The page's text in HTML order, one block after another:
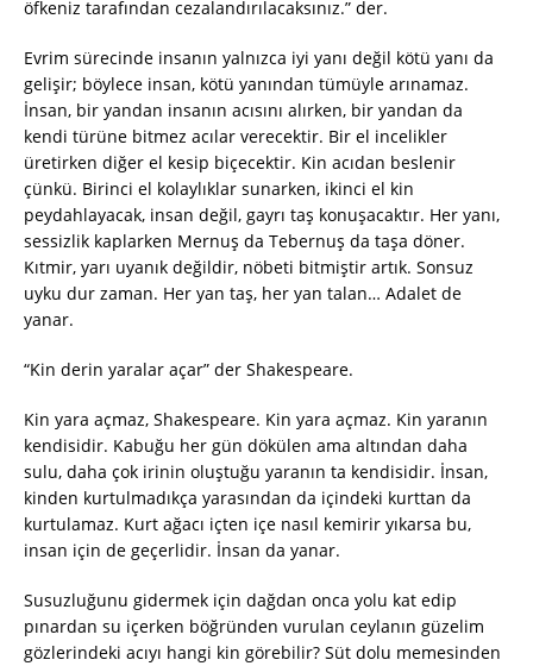
öfkeniz tarafından cezalandırılacaksınız.” der.
Evrim sürecinde insanın yalnızca iyi yanı değil kötü yanı da
gelişir; böylece insan, kötü yanından tümüyle arınamaz.
İnsan, bir yandan insanın acısını alırken, bir yandan da
kendi türüne bitmez acılar verecektir. Bir el incelikler
üretirken diğer el kesip biçecektir. Kin acıdan beslenir
çünkü. Birinci el kolaylıklar sunarken, ikinci el kin
peydahlayacak, insan değil, gayrı taş konuşacaktır. Her yanı,
sessizlik kaplarken Mernuş da Tebernuş da taşa döner.
Kıtmir, yarı uyanık değildir, nöbeti bitmiştir artık. Sonsuz
uyku dur zaman. Her yan taş, her yan talan… Adalet de
yanar.
“Kin derin yaralar açar” der Shakespeare.
Kin yara açmaz, Shakespeare. Kin yara açmaz. Kin yaranın
kendisidir. Kabuğu her gün dökülen ama altından daha
sulu, daha çok irinin oluştuğu yaranın ta kendisidir. İnsan,
kinden kurtulmadıkça yarasından da içindeki kurttan da
kurtulamaz. Kurt ağacı içten içe nasıl kemirir yıkarsa bu,
insan için de geçerlidir. İnsan da yanar.
Susuzluğunu gidermek için dağdan onca yolu kat edip
pınardan su içerken böğründen vurulan ceylanın güzelim
gözlerindeki acıyı hangi kin görebilir? Süt dolu memesinden